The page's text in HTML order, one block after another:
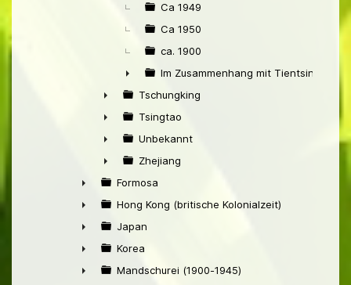
Ca 1949
Ca 1950
ca. 1900
►
Im Zusammenhang mit Tientsin
►
Tschungking
►
Tsingtao
►
Unbekannt
►
Zhejiang
►
Formosa
►
Hong Kong (britische Kolonialzeit)
►
Japan
►
Korea
Mandschurei (1900-1945)